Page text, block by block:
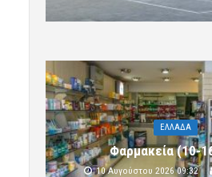
ΕΛΛΑΔΑ
Φαρμακεία (10-
10 Αυγούστου 2026 09:32